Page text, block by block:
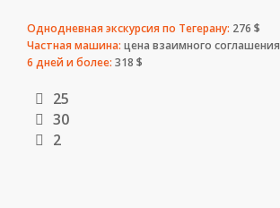
Однодневная экскурсия по Тегерану: 276 $
Частная машина: цена взаимного соглашения
6 дней и более: 318 $
25
30
2